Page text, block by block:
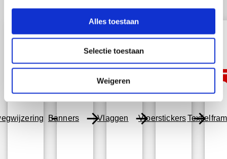
Alles toestaan
Selectie toestaan
Weigeren
Banners Vlaggen Vloerstickers